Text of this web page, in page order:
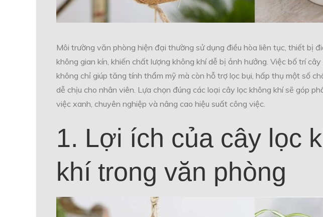
Môi trường văn phòng hiện đại thường sử dụng điều hòa liên tục, thiết bị
không gian kín, khiến chất lượng không khí dễ bị ảnh hưởng. Việc bố trí
không chỉ giúp tăng tính thẩm mỹ mà còn hỗ trợ lọc bụi, hấp thụ một số
dễ chịu cho nhân viên. Lựa chọn đúng các loại cây lọc không khí sẽ góp
việc xanh, chuyên nghiệp và nâng cao hiệu suất công việc.
1. Lợi ích của cây lọc
khí trong văn phòng